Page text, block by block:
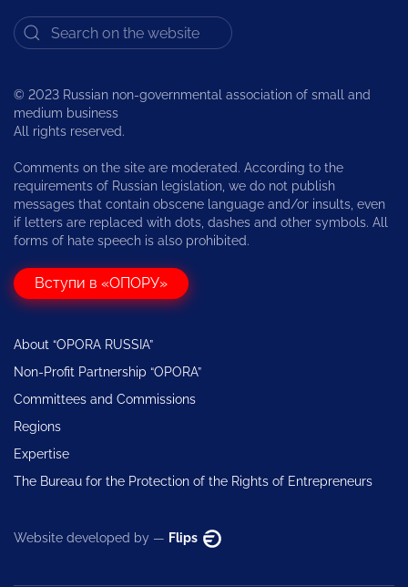
© 2023 Russian non-governmental association of small and
medium business
All rights reserved.
Comments on the site are moderated. According to the
requirements of Russian legislation, we do not publish
messages that contain obscene language and/or insults, even
if letters are replaced with dots, dashes and other symbols. All
forms of hate speech is also prohibited.
Вступи в «ОПОРУ»
About “OPORA RUSSIA”
Non-Profit Partnership “OPORA”
Committees and Commissions
Regions
Expertise
The Bureau for the Protection of the Rights of Entrepreneurs
Website developed by — Flips